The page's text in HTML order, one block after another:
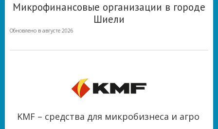
Микрофинансовые организации в городе
Шиели
Обновлено в августе 2026
KMF – средства для микробизнеса и агро